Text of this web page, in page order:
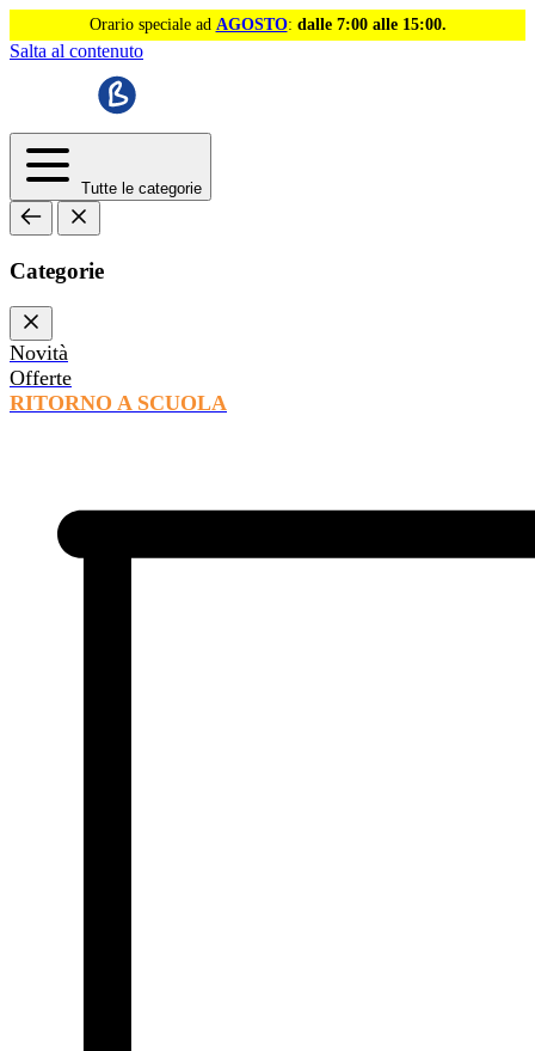
Orario speciale ad AGOSTO: dalle 7:00 alle 15:00.
Salta al contenuto
Tutte le categorie
Categorie
Novità
Offerte
RITORNO A SCUOLA